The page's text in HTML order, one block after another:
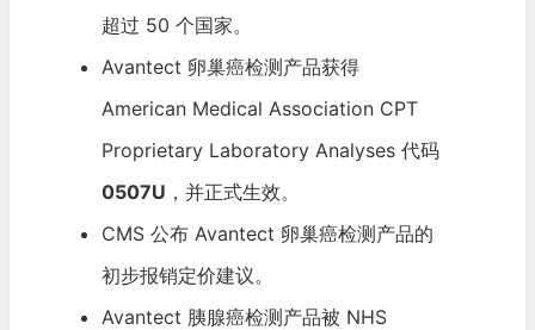
超过 50 个国家。
Avantect 卵巢癌检测产品获得
American Medical Association CPT
Proprietary Laboratory Analyses 代码
0507U ，并正式生效。
CMS 公布 Avantect 卵巢癌检测产品的
初步报销定价建议。
Avantect 胰腺癌检测产品被 NHS